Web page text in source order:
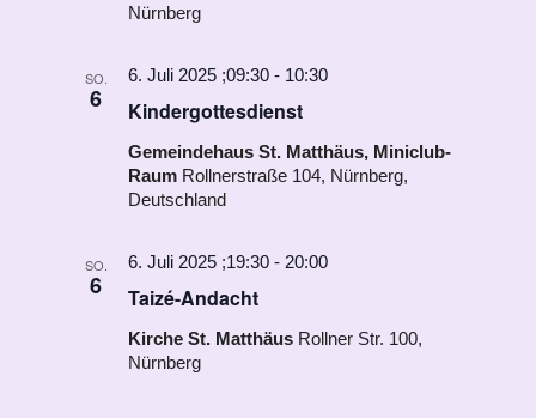
Nürnberg
SO.
6 Kindergottesdienst
6. Juli 2025 ;09:30 - 10:30
Gemeindehaus St. Matthäus, Miniclub-
Raum Rollnerstraße 104, Nürnberg,
Deutschland
SO.
6 Taizé-Andacht
6. Juli 2025 ;19:30 - 20:00
Kirche St. Matthäus Rollner Str. 100,
Nürnberg